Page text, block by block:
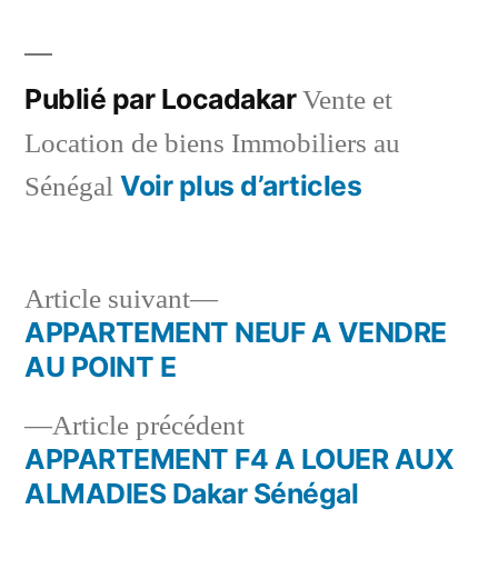
Publié par LocadakarVente et
Location de biens Immobiliers au
Sénégal Voir plus d’articles
Navigation
l’article
Article précédentArticle
précédent :
APPARTEMENT F4 A LOUER AUX
ALMADIES Dakar Sénégal
Article suivant
Article
suivant :
APPARTEMENT NEUF A VENDRE
AU POINT E